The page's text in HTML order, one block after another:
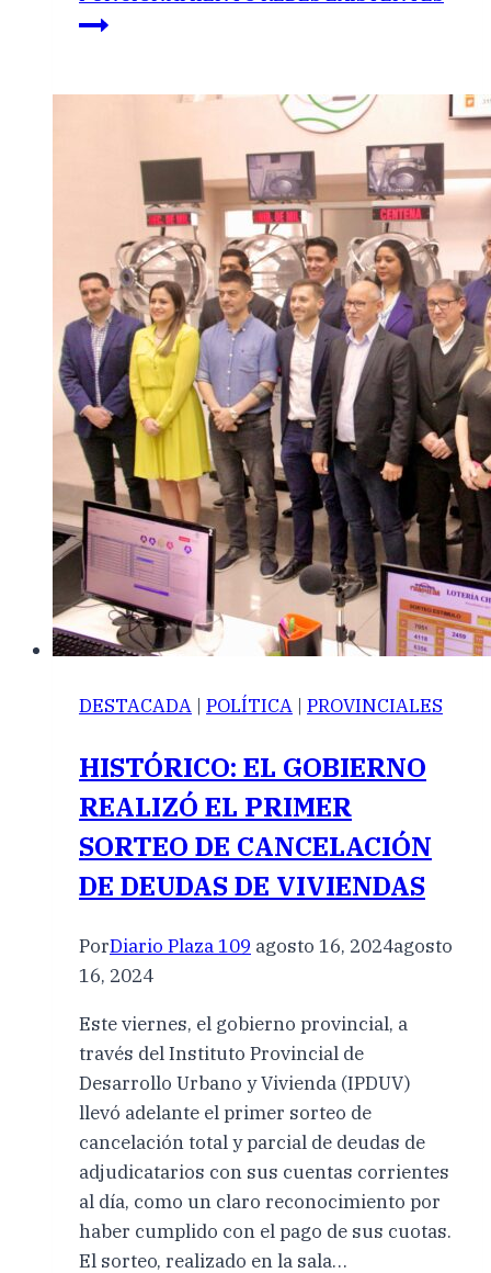
DESTACADA | POLÍTICA | PROVINCIALES
HISTÓRICO: EL GOBIERNO
REALIZÓ EL PRIMER
SORTEO DE CANCELACIÓN
DE DEUDAS DE VIVIENDAS
PorDiario Plaza 109 agosto 16, 2024agosto
16, 2024
Este viernes, el gobierno provincial, a
través del Instituto Provincial de
Desarrollo Urbano y Vivienda (IPDUV)
llevó adelante el primer sorteo de
cancelación total y parcial de deudas de
adjudicatarios con sus cuentas corrientes
al día, como un claro reconocimiento por
haber cumplido con el pago de sus cuotas.
El sorteo, realizado en la sala…